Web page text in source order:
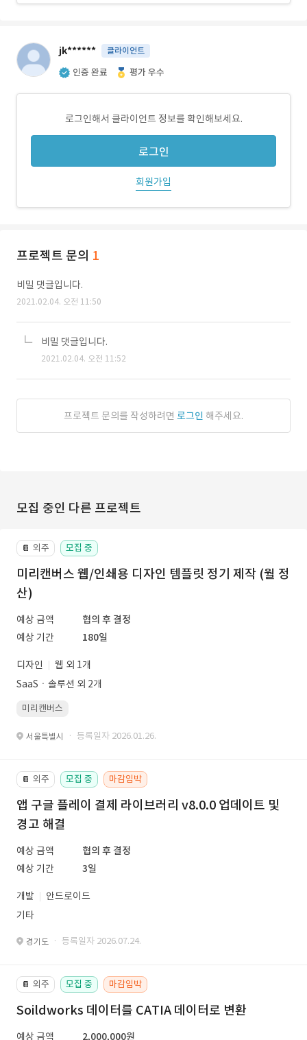
jk****** 클라이언트
인증 완료 평가 우수
로그인해서 클라이언트 정보를 확인해보세요.
로그인
회원가입
프로젝트 문의 1
비밀 댓글입니다.
2021.02.04. 오전 11:50
비밀 댓글입니다.
2021.02.04. 오전 11:52
프로젝트 문의를 작성하려면 로그인 해주세요.
모집 중인 다른 프로젝트
📔 외주 모집 중
미리캔버스 웹/인쇄용 디자인 템플릿 정기 제작 (월 정
산)
예상 금액
협의 후 결정
예상 기간
180일
디자인
웹 외 1개
SaaSㆍ솔루션 외 2개
미리캔버스
서울특별시 · 등록일자 2026.01.26.
📔 외주 모집 중 마감임박
앱 구글 플레이 결제 라이브러리 v8.0.0 업데이트 및
경고 해결
예상 금액
협의 후 결정
예상 기간
3일
개발
안드로이드
기타
경기도 · 등록일자 2026.07.24.
📔 외주 모집 중 마감임박
Soildworks 데이터를 CATIA 데이터로 변환
예상 금액
2,000,000원